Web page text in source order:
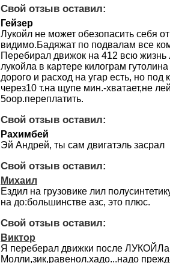
Свой отзыв оставил:
Гейзер
Лукойл не может обезопасить себя
видимо.Бадяжат по подвалам все
Перебирал движок на 412 всю
лукойла в картере килограм
дорого и расход на угар есть, но
через10 т.на щупе мин.-хватает,не
5оор.переплатить.
Свой отзыв оставил:
Рахимбей
Эй Андрей, ты сам двигатэль засрал
Свой отзыв оставил:
Михаил
Ездил на грузовике лил
на до:большинстве азс, это плюс.
Свой отзыв оставил:
Виктор
Я переберал движки после
Молли,зик,равенол,хадо...надо